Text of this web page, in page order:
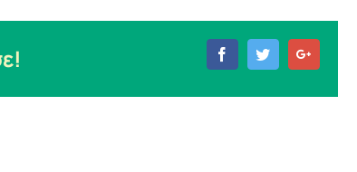
FacebookTwitter